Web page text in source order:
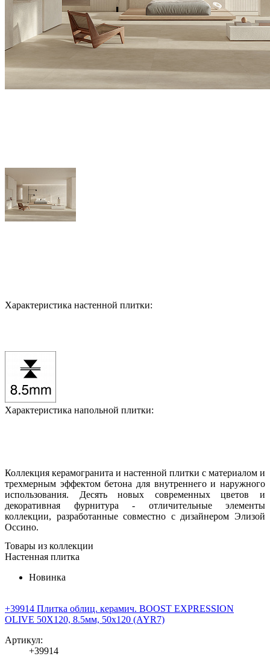
Характеристика настенной плитки:
Характеристика напольной плитки:
Коллекция керамогранита и настенной плитки с материалом и
трехмерным эффектом бетона для внутреннего и наружного
использования. Десять новых современных цветов и
декоративная фурнитура - отличительные элементы
коллекции, разработанные совместно с дизайнером Элизой
Оссино.
Товары из коллекции
Настенная плитка
Новинка
+39914 Плитка облиц. керамич. BOOST EXPRESSION
OLIVE 50X120, 8.5мм, 50x120 (AYR7)
Артикул:
+39914